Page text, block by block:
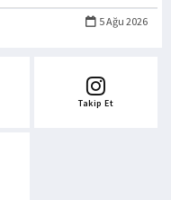
5 Ağu 2026
Takip Et